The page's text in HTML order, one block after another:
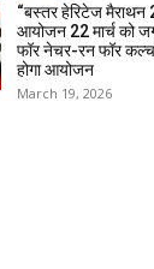
“बस्तर हेरिटेज मैराथन
आयोजन 22 मार्च को
फॉर नेचर-रन फॉर
होगा आयोजन
March 19, 2026